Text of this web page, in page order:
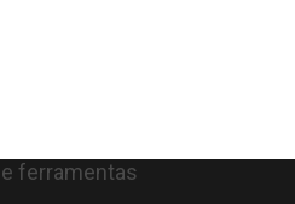
ferramentas